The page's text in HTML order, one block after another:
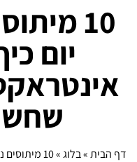
10
יום
דף הבית»בלוג»
10